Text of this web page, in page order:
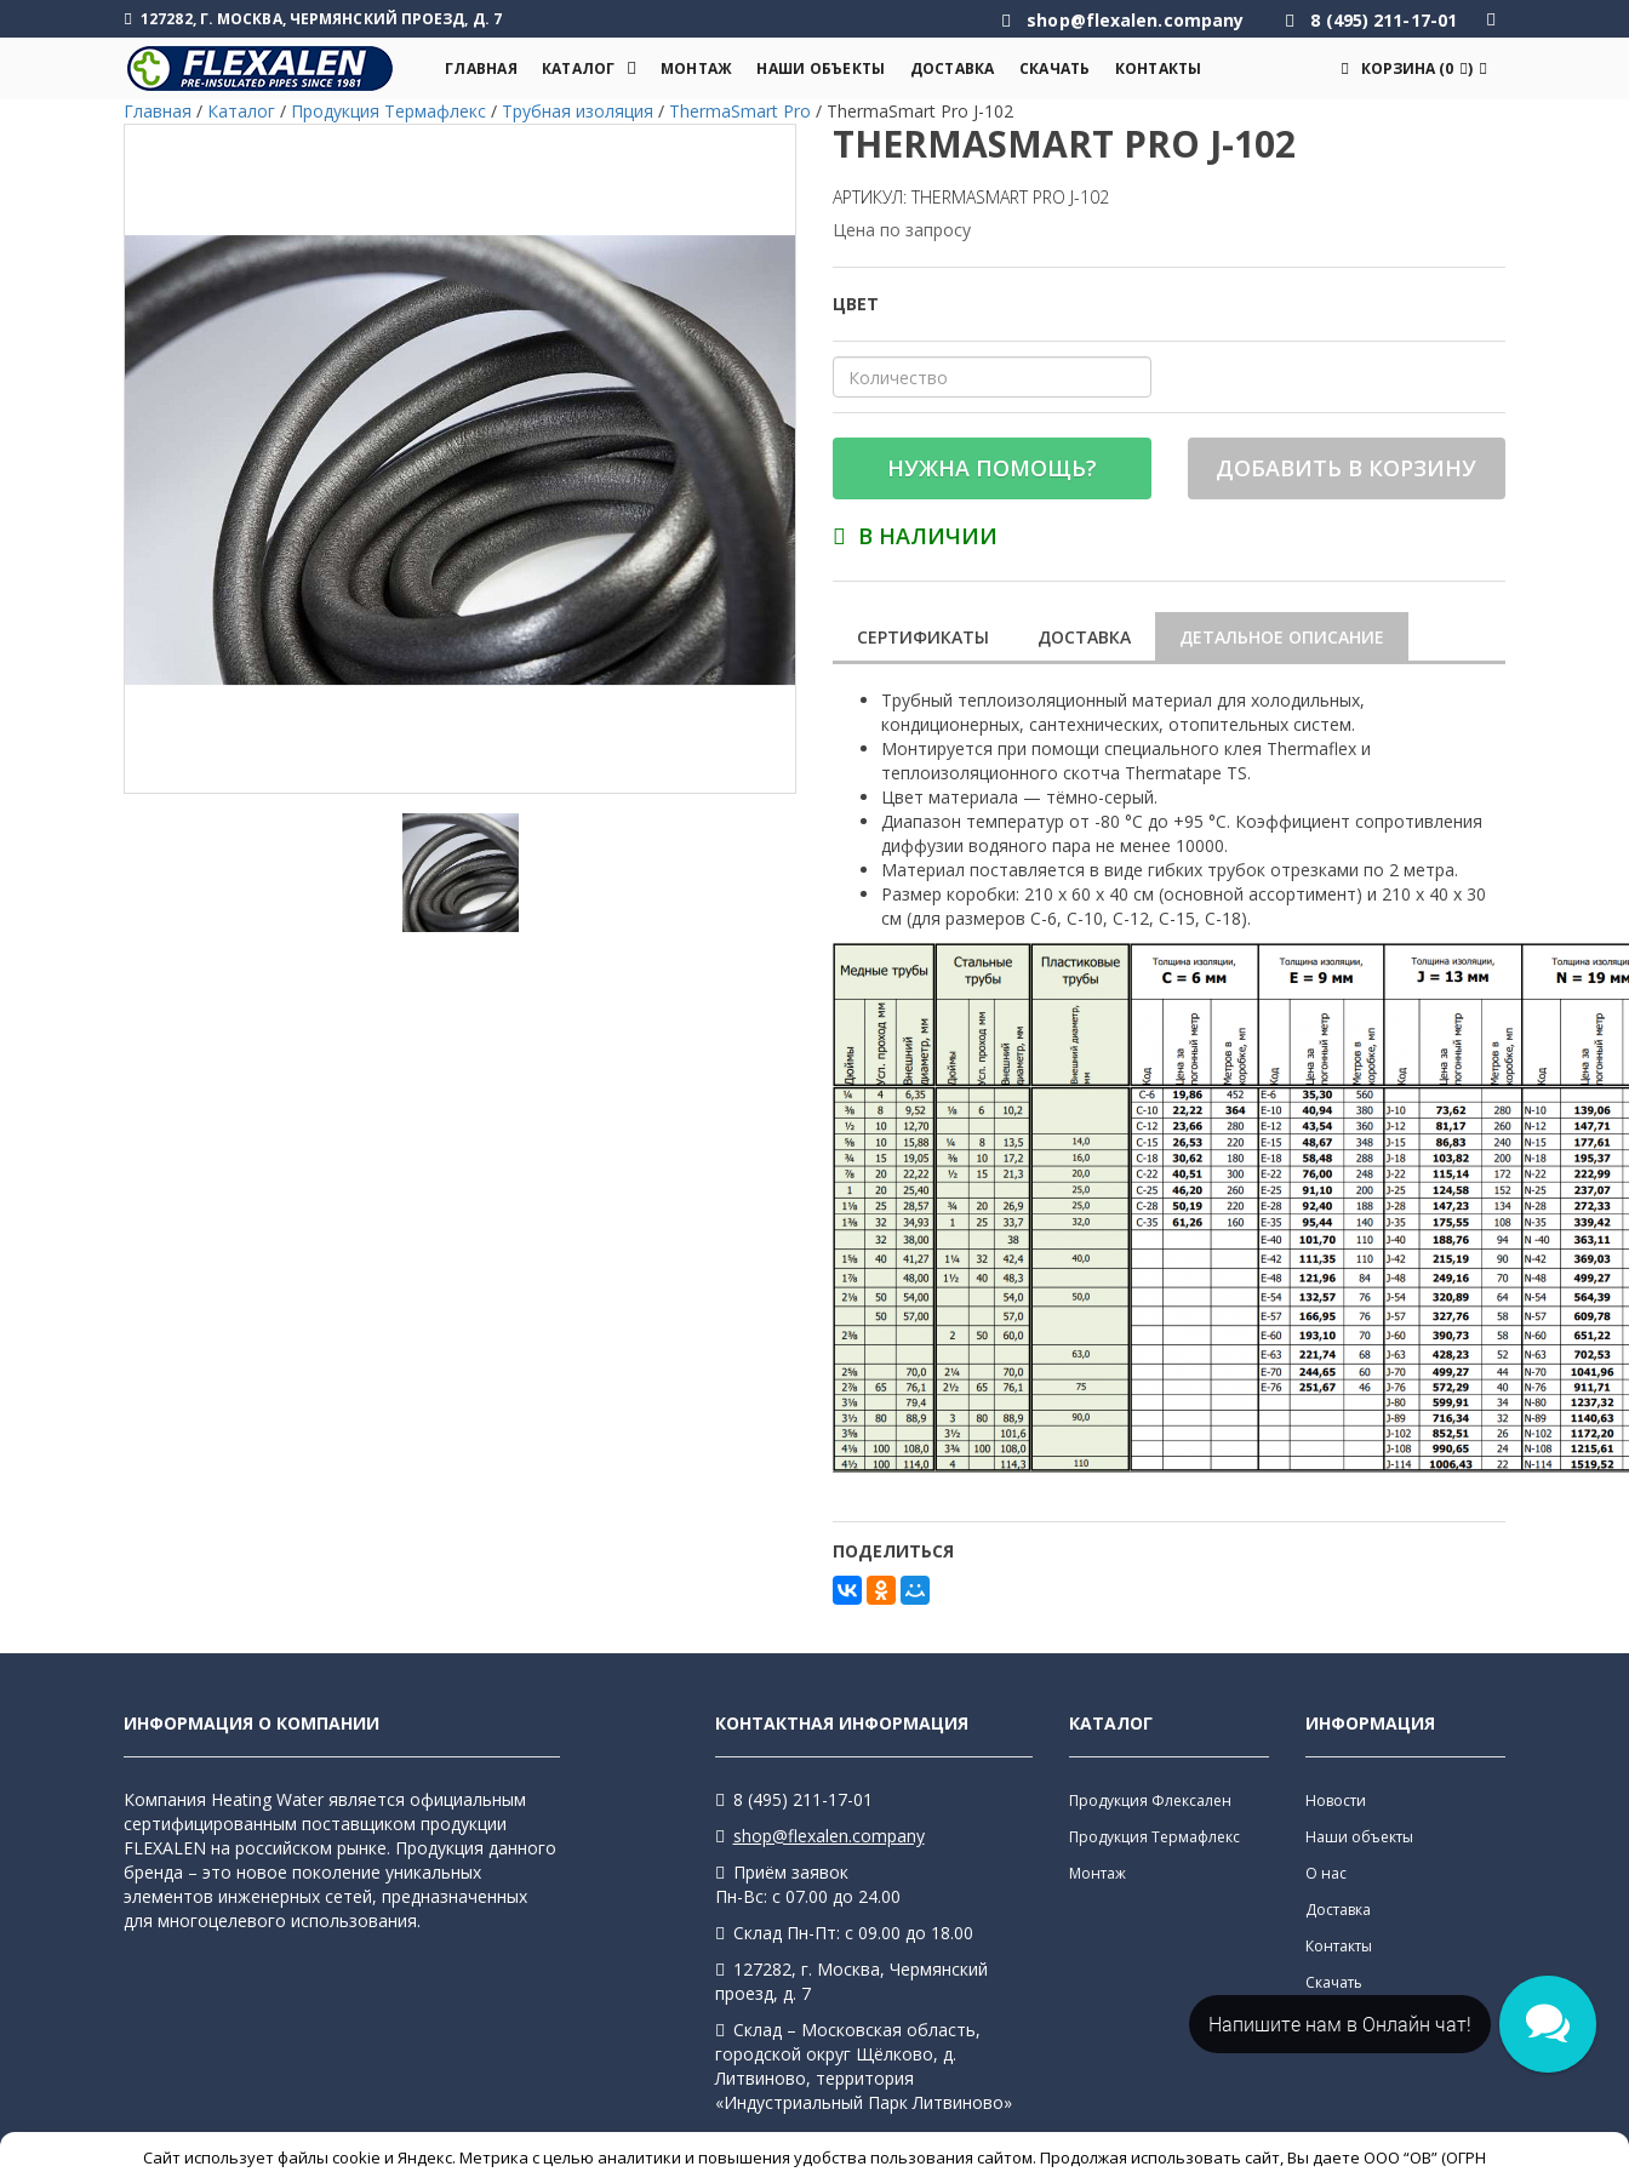
127282, Г. МОСКВА, ЧЕРМЯНСКИЙ ПРОЕЗД, Д. 7 shop@flexalen.company 8 (495) 211-17-01
ГЛАВНАЯ КАТАЛОГ МОНТАЖ НАШИ ОБЪЕКТЫ ДОСТАВКА СКАЧАТЬ КОНТАКТЫ КОРЗИНА (0 )
Главная / Каталог / Продукция Термафлекс / Трубная изоляция / ThermaSmart Pro / ThermaSmart Pro J-102
THERMASMART PRO J-102
АРТИКУЛ: THERMASMART PRO J-102
Цена по запросу
ЦВЕТ
НУЖНА ПОМОЩЬ? ДОБАВИТЬ В КОРЗИНУ
В НАЛИЧИИ
СЕРТИФИКАТЫ ДОСТАВКА ДЕТАЛЬНОЕ ОПИСАНИЕ
Трубный теплоизоляционный материал для холодильных,
кондиционерных, сантехнических, отопительных систем.
Монтируется при помощи специального клея Thermaflex и
теплоизоляционного скотча Thermatape TS.
Цвет материала — тёмно-серый.
Диапазон температур от -80 °С до +95 °С. Коэффициент сопротивления
диффузии водяного пара не менее 10000.
Материал поставляется в виде гибких трубок отрезками по 2 метра.
Размер коробки: 210 х 60 х 40 см (основной ассортимент) и 210 х 40 х 30
см (для размеров С-6, С-10, С-12, С-15, С-18).
ПОДЕЛИТЬСЯ
ИНФОРМАЦИЯ О КОМПАНИИ
Компания Heating Water является официальным
сертифицированным поставщиком продукции
FLEXALEN на российском рынке. Продукция данного
бренда – это новое поколение уникальных
элементов инженерных сетей, предназначенных
для многоцелевого использования.
КОНТАКТНАЯ ИНФОРМАЦИЯ
8 (495) 211-17-01
shop@flexalen.company
Приём заявок
Пн-Вс: с 07.00 до 24.00
Склад Пн-Пт: с 09.00 до 18.00
127282, г. Москва, Чермянский
проезд, д. 7
Склад – Московская область,
городской округ Щёлково, д.
Литвиново, территория
«Индустриальный Парк Литвиново»
КАТАЛОГ
Продукция Флексален
Продукция Термафлекс
Монтаж
ИНФОРМАЦИЯ
Новости
Наши объекты
О нас
Доставка
Контакты
Скачать
Сайт использует файлы cookie и Яндекс. Метрика с целью аналитики и повышения удобства пользования сайтом. Продолжая использовать сайт, Вы даете ООО “ОВ” (ОГРН
Напишите нам в Онлайн чат!